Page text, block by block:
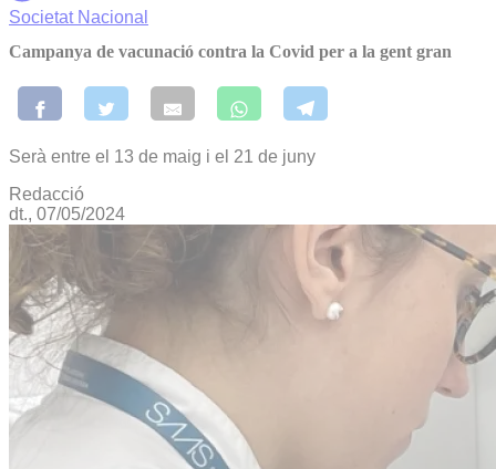
Societat Nacional
Campanya de vacunació contra la Covid per a la gent gran
Serà entre el 13 de maig i el 21 de juny
Redacció
dt., 07/05/2024